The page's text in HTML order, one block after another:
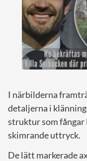
I närbilderna
detaljerna i
struktur som fångar
skimrande uttryck.
De lätt markerade